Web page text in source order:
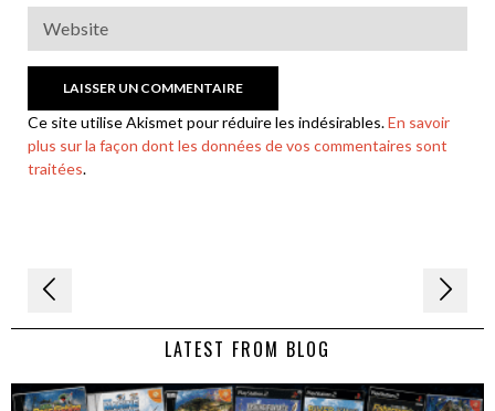
Ce site utilise Akismet pour réduire les indésirables.En savoir
plus sur la façon dont les données de vos commentaires sont
traitées.
Navigation
de LATEST FROM BLOG